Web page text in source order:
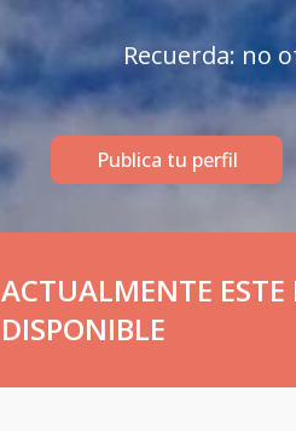
Recuerda: no
Publica tu perfil
ACTUALMENTE ESTE
DISPONIBLE